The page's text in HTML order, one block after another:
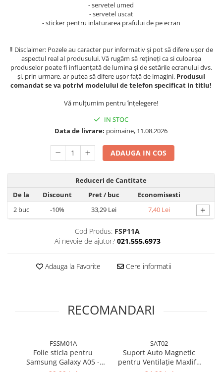
- servetel umed
- servetel uscat
- sticker pentru inlaturarea prafului de pe ecran
‼️ Disclaimer: Pozele au caracter pur informativ și pot să difere ușor de
aspectul real al produsului. Vă rugăm să rețineți ca si culoarea
produselor poate fi influențată de lumina și de setările ecranului dvs.
și, prin urmare, ar putea să difere ușor față de imagini. Produsul
comandat se va potrivi modelului de telefon specificat in titlu!
Vă mulțumim pentru înțelegere!
IN STOC
Data de livrare: poimaine, 11.08.2026
ADAUGA IN COS
Reduceri de Cantitate
De la
Discount Pret/ buc
Economisesti
2buc -10% 33,29 Lei 7,40 Lei +
Cod Produs: FSP11A
Ai nevoie de ajutor? 021.555.6973
Adauga la Favorite Cere informatii
RECOMANDARI
FSSM01A
Folie sticla pentru
Samsung Galaxy A05 -
SAT02
Suport Auto Magnetic
pentru Ventilație Maxlife